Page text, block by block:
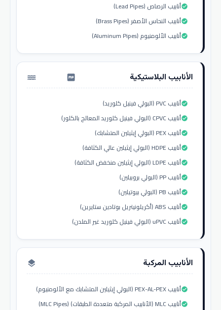
أنابيب الرصاص (Lead Pipes)check_circle
أنابيب النحاس الأصفر (Brass Pipes)check_circle
أنابيب الألومنيوم (Aluminum Pipes)check_circle
الأنابيب البلاستيكية water_pump
أنابيب PVC (البولي فينيل كلوريد)check_circle
أنابيب CPVC (البولي فينيل كلوريد المعالج بالكلور)check_circle
أنابيب PEX (البولي إيثيلين المتشابك)check_circle
أنابيب HDPE (البولي إيثيلين عالي الكثافة)check_circle
أنابيب LDPE (البولي إيثيلين منخفض الكثافة)check_circle
أنابيب PP (البولي بروبيلين)check_circle
أنابيب PB (البولي بيوتيلين)check_circle
أنابيب ABS (أكريلونيتريل بوتادين ستايرين)check_circle
أنابيب uPVC (البولي فينيل كلوريد غير الملدن)check_circle
الأنابيب المركبة layers
أنابيب PEX-AL-PEX (البولي إيثيلين المتشابك مع الألومنيوم)check_circle
أنابيب MLC (الأنابيب المركبة متعددة الطبقات) (MLC Pipes)check_circle